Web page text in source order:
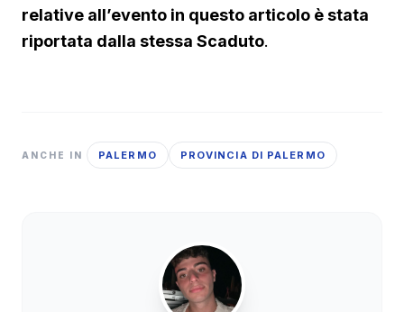
relative all’evento in questo articolo è stata
riportata dalla stessa Scaduto.
ANCHE IN PALERMO PROVINCIA DI PALERMO